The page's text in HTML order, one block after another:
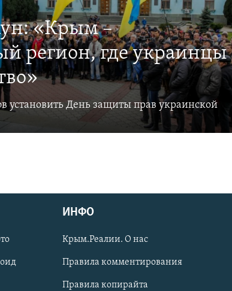
«Крым –
регион, где украинцы
установить День защиты прав украинской
ИНФО
Крым.Реалии. О нас
Правила комментирования
Правила копирайта